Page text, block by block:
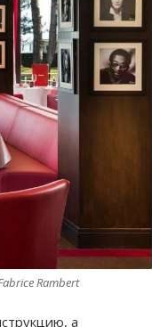
Rambert
а